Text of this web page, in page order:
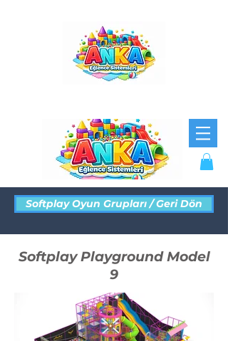
Softplay Oyun Grupları / Geri Dön
Softplay Playground Model
9